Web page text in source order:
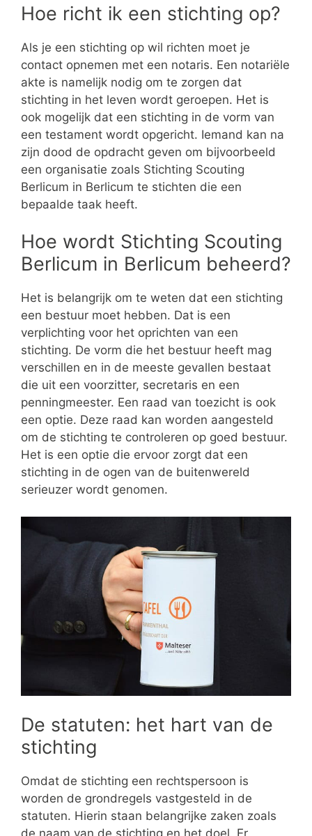
Hoe richt ik een stichting op?
Als je een stichting op wil richten moet je
contact opnemen met een notaris. Een notariële
akte is namelijk nodig om te zorgen dat
stichting in het leven wordt geroepen. Het is
ook mogelijk dat een stichting in de vorm van
een testament wordt opgericht. Iemand kan na
zijn dood de opdracht geven om bijvoorbeeld
een organisatie zoals Stichting Scouting
Berlicum in Berlicum te stichten die een
bepaalde taak heeft.
Hoe wordt Stichting Scouting
Berlicum in Berlicum beheerd?
Het is belangrijk om te weten dat een stichting
een bestuur moet hebben. Dat is een
verplichting voor het oprichten van een
stichting. De vorm die het bestuur heeft mag
verschillen en in de meeste gevallen bestaat
die uit een voorzitter, secretaris en een
penningmeester. Een raad van toezicht is ook
een optie. Deze raad kan worden aangesteld
om de stichting te controleren op goed bestuur.
Het is een optie die ervoor zorgt dat een
stichting in de ogen van de buitenwereld
serieuzer wordt genomen.
De statuten: het hart van de
stichting
Omdat de stichting een rechtspersoon is
worden de grondregels vastgesteld in de
statuten. Hierin staan belangrijke zaken zoals
de naam van de stichting en het doel. Er